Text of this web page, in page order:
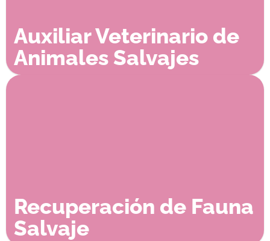
Auxiliar Veterinario de
Animales Salvajes
Recuperación de Fauna
Salvaje